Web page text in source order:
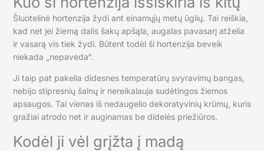
Šluotelinė hortenzija žydi ant einamųjų metų ūglių. Tai reiškia,
kad net jei žiemą dalis šakų apšąla, augalas pavasarį atželia
ir vasarą vis tiek žydi. Būtent todėl ši hortenzija beveik
niekada „nepaveda“.
Ji taip pat pakelia didesnes temperatūrų svyravimų bangas,
nebijo stipresnių šalnų ir nereikalauja sudėtingos žiemos
apsaugos. Tai vienas iš nedaugelio dekoratyvinių krūmų, kuris
gražiai atrodo net ir auginamas be didelės priežiūros.
Kodėl ji vėl grįžta į madą